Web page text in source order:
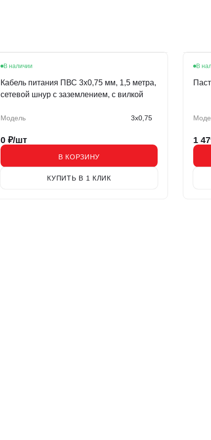
В наличии
Кабель питания ПВС 3x0,75 мм, 1,5 метра,
сетевой шнур с заземлением, с вилкой
Модель 3x0,75
0 ₽/шт
В КОРЗИНУ
КУПИТЬ В 1 КЛИК
В
1